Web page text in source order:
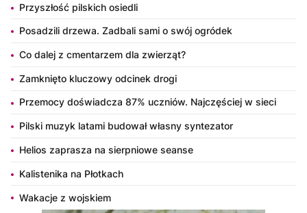
Przyszłość pilskich osiedli
Posadzili drzewa. Zadbali sami o swój ogródek
Co dalej z cmentarzem dla zwierząt?
Zamknięto kluczowy odcinek drogi
Przemocy doświadcza 87% uczniów. Najczęściej w sieci
Pilski muzyk latami budował własny syntezator
Helios zaprasza na sierpniowe seanse
Kalistenika na Płotkach
Wakacje z wojskiem